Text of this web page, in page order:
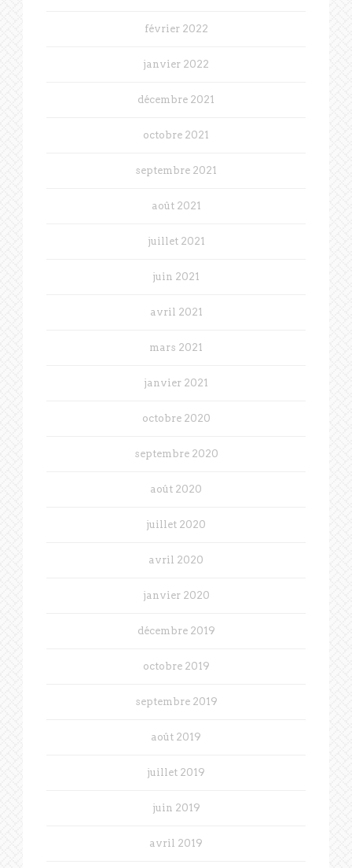
février 2022
janvier 2022
décembre 2021
octobre 2021
septembre 2021
août 2021
juillet 2021
juin 2021
avril 2021
mars 2021
janvier 2021
octobre 2020
septembre 2020
août 2020
juillet 2020
avril 2020
janvier 2020
décembre 2019
octobre 2019
septembre 2019
août 2019
juillet 2019
juin 2019
avril 2019